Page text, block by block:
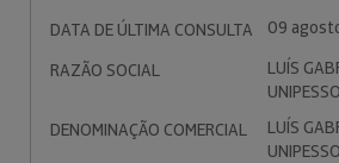
DATA DE ÚLTIMA CONSULTA
09
RAZÃO SOCIAL
LUÍS
DENOMINAÇÃO COMERCIAL
LUÍS